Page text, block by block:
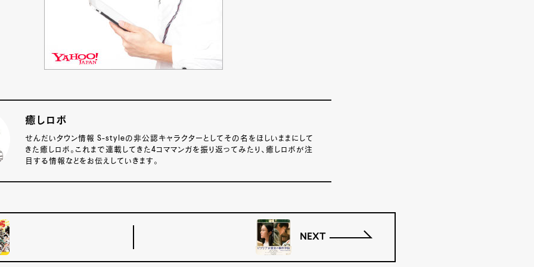
癒しロボ
せんだいタウン情報 S-styleの非公認キャラクターとしてその名をほしいままにして
きた癒しロボ。これまで連載してきた4コママンガを振り返ってみたり、癒しロボが注
目する情報などをお伝えしていきます。
NEXT